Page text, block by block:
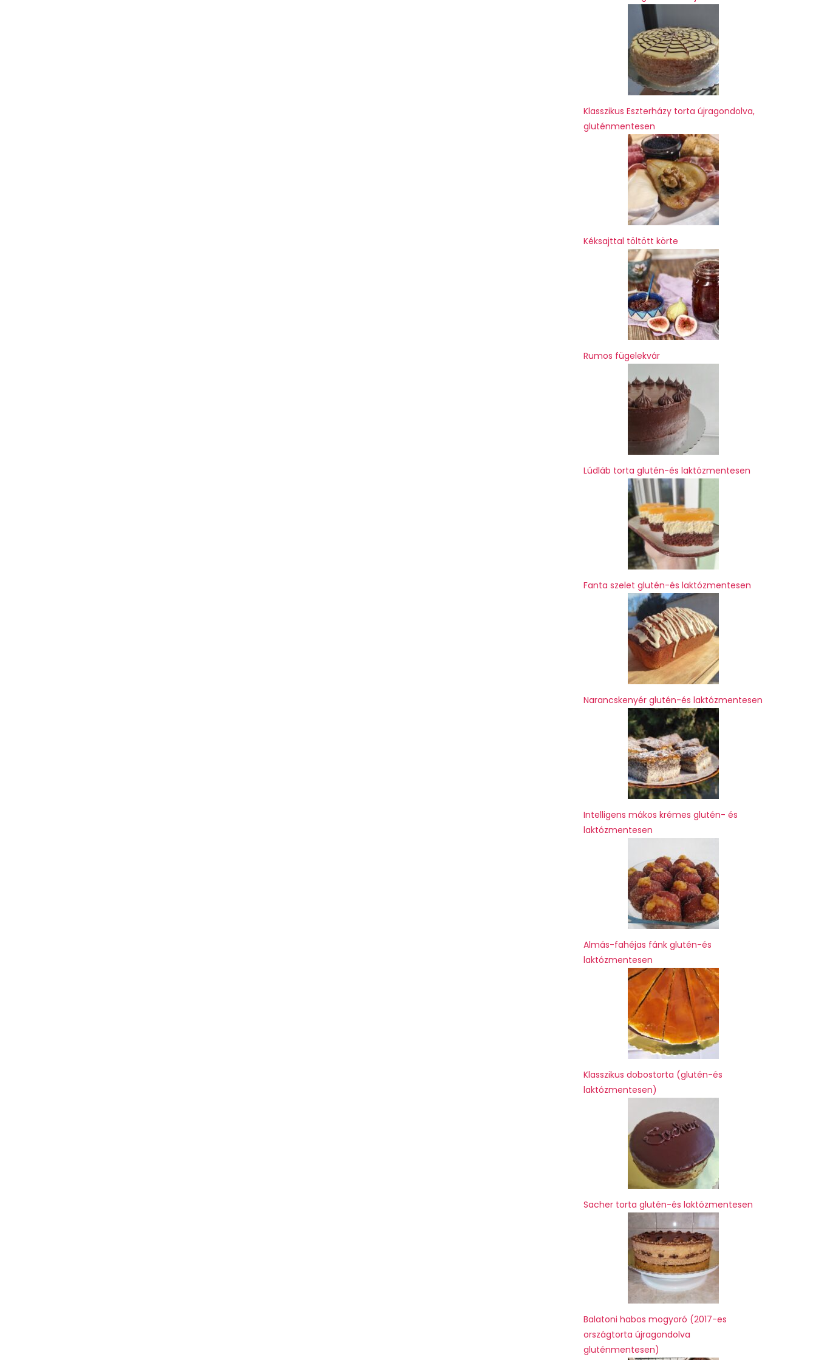
Klasszikus Eszterházy torta újragondolva,
gluténmentesen
Kéksajttal töltött körte
Rumos fügelekvár
Lúdláb torta glutén-és laktózmentesen
Fanta szelet glutén-és laktózmentesen
Narancskenyér glutén-és laktózmentesen
Intelligens mákos krémes glutén- és
laktózmentesen
Almás-fahéjas fánk glutén-és
laktózmentesen
Klasszikus dobostorta (glutén-és
laktózmentesen)
Sacher torta glutén-és laktózmentesen
Balatoni habos mogyoró (2017-es
országtorta újragondolva
gluténmentesen)